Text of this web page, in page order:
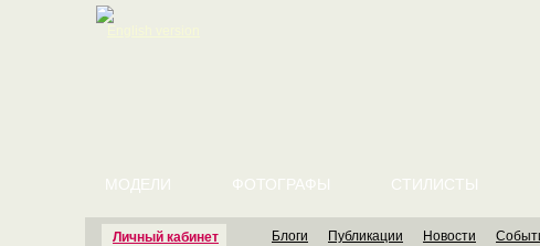
Личный кабинет
МОДЕЛИ ФОТОГРАФЫ СТИЛИСТЫ
Блоги Публикации Новости